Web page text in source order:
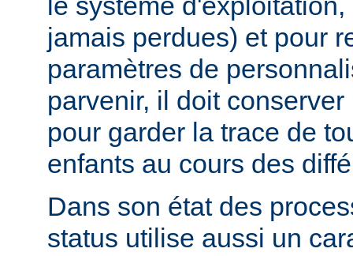
jamais perdues) et pour
paramètres de
parvenir, il doit
pour garder la trace de
enfants au cours des
Dans son état des
status utilise aussi un